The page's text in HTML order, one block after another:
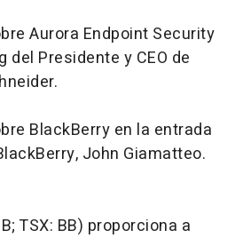
Aurora Endpoint Security
del Presidente y CEO de
BlackBerry en la entrada
John Giamatteo.
TSX: BB) proporciona a